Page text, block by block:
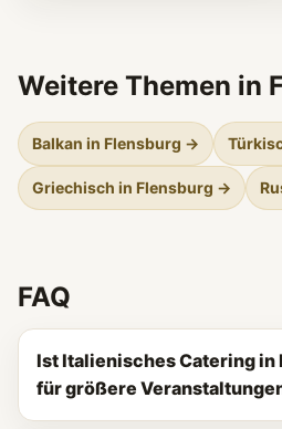
Weitere Themen in
Balkan in Flensburg →
Griechisch in Flensburg →
FAQ
Ist Italienisches Catering in
für größere